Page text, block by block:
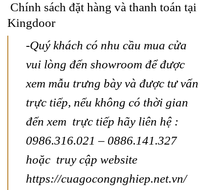
Chính sách đặt hàng và thanh toán tại
Kingdoor
-Quý khách có nhu cầu mua cửa
vui lòng đến showroom để được
xem mẫu trưng bày và được tư vấn
trực tiếp, nếu không có thời gian
đến xem trực tiếp hãy liên hệ :
0986.316.021 – 0886.141.327
hoặc truy cập website
https://cuagocongnghiep.net.vn/